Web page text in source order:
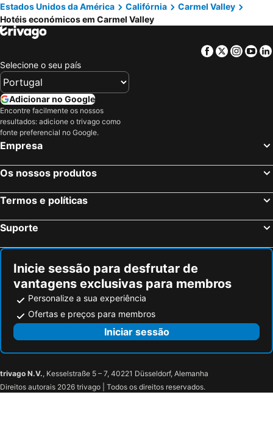
Coachman's Inn, A Four Sisters Inn
Monterey Bay Lodge
Stilwell Hotel
Hofsas House Hotel
Colton Inn
Estados Unidos da América
Califórnia
Carmel Valley
Hotéis económicos em Carmel Valley
Facebook
Twitter
Selecione o seu país
Adicionar no Google
Encontre facilmente os nossos
resultados: adicione o trivago como
fonte preferencial no Google.
Empresa
Os nossos produtos
Termos e políticas
Suporte
Inicie sessão para desfrutar de
vantagens exclusivas para membros
Personalize a sua experiência
Ofertas e preços para membros
Iniciar sessão
trivago N.V., Kesselstraße 5 – 7, 40221 Düsseldorf, Alemanha
Direitos autorais 2026 trivago | Todos os direitos reservados.